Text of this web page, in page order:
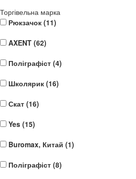
Торгівельна марка
Рюкзачок (11)
AXENT (62)
Поліграфіст (4)
Школярик (16)
Скат (16)
Yes (15)
Buromax, Китай (1)
Поліграфіст (8)